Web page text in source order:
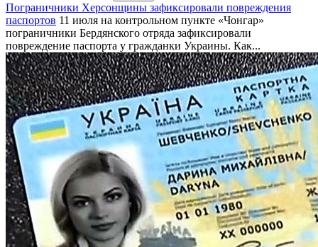
Пограничники Херсонщины зафиксировали повреждения
паспортов 11 июля на контрольном пункте «Чонгар»
пограничники Бердянского отряда зафиксировали
повреждение паспорта у гражданки Украины. Как...